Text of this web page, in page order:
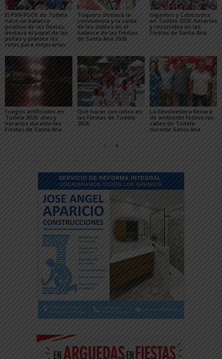
El PSN-PSOE de Tudela
hace un balance
positivo de las fiestas,
destaca el papel de las
peñas y plantea los
retos para mejorarlas
Toquero destaca la
convivencia y la caída
de los delitos en el
balance de las Fiestas
de Santa Ana 2026
Gigantes y Cabezudos
en Tudela 2026: horarios
y recorridos en las
Fiestas de Santa Ana
Fuegos artificiales en
Tudela 2026: días y
horarios durante las
Fiestas de Santa Ana
Qué hacer con niños en
las Fiestas de Tudela
2026
La Revolvedera llenará
de ambiente festivo las
calles de Tudela
durante Santa Ana